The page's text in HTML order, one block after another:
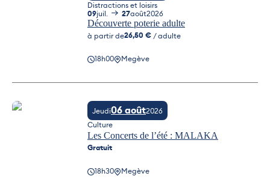
Découverte poterie adulte
à partir de26,50 € / adulte
18h00 Megève
Distractions et loisirs
09juil. 27août2026
Les Concerts de l’été : MALAKA
Gratuit
18h30 Megève
Jeudi06 août2026
Culture